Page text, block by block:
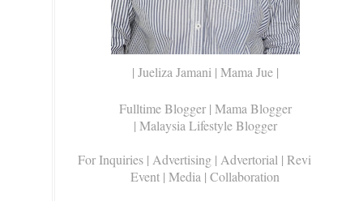
| Jueliza Jamani | Mama Jue |
Fulltime Blogger | Mama Blogger
| Malaysia Lifestyle Blogger
For Inquiries | Advertising | Advertorial | Review |
Event | Media | Collaboration